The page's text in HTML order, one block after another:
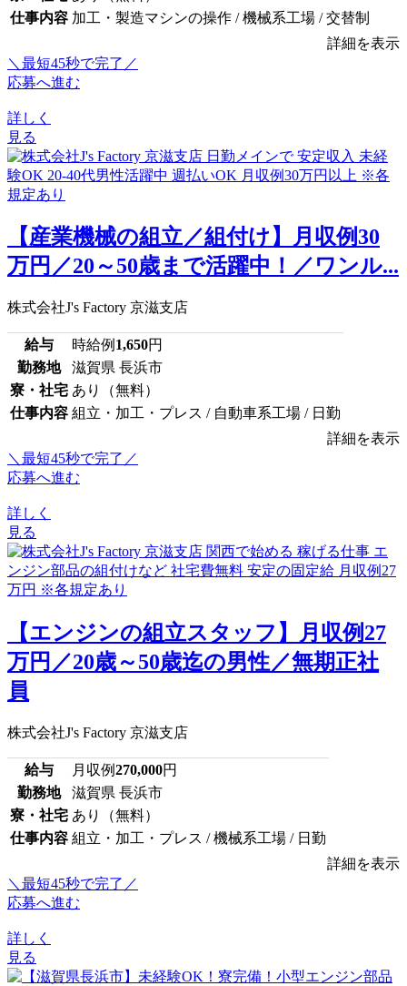
仕事内容 加工・製造マシンの操作 / 機械系工場 / 交替制
詳細を表示
＼最短45秒で完了／
応募へ進む
詳しく
見る
【産業機械の組立／組付け】月収例30
万円／20～50歳まで活躍中！／ワンル...
株式会社J's Factory 京滋支店
給与 時給例 1,650円
勤務地
滋賀県 長浜市
寮・社宅 あり（無料）
仕事内容 組立・加工・プレス / 自動車系工場 / 日勤
詳細を表示
＼最短45秒で完了／
応募へ進む
詳しく
見る
【エンジンの組立スタッフ】月収例27
万円／20歳～50歳迄の男性／無期正社
員
株式会社J's Factory 京滋支店
給与 月収例270,000円
勤務地
滋賀県 長浜市
寮・社宅 あり（無料）
仕事内容 組立・加工・プレス / 機械系工場 / 日勤
詳細を表示
＼最短45秒で完了／
応募へ進む
詳しく
見る